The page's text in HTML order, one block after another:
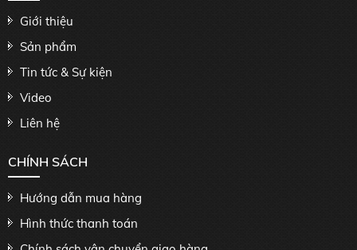
Giới thiệu
Sản phẩm
Tin tức & Sự kiện
Video
Liên hệ
CHÍNH SÁCH
Hướng dẫn mua hàng
Hình thức thanh toán